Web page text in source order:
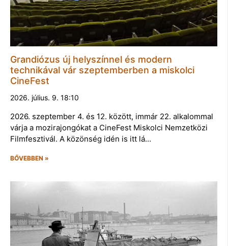
Grandiózus új helyszínnel és modern
technikával vár szeptemberben a miskolci
CineFest
2026. július. 9. 18:10
2026. szeptember 4. és 12. között, immár 22. alkalommal
várja a mozirajongókat a CineFest Miskolci Nemzetközi
Filmfesztivál. A közönség idén is itt lá…
BŐVEBBEN »